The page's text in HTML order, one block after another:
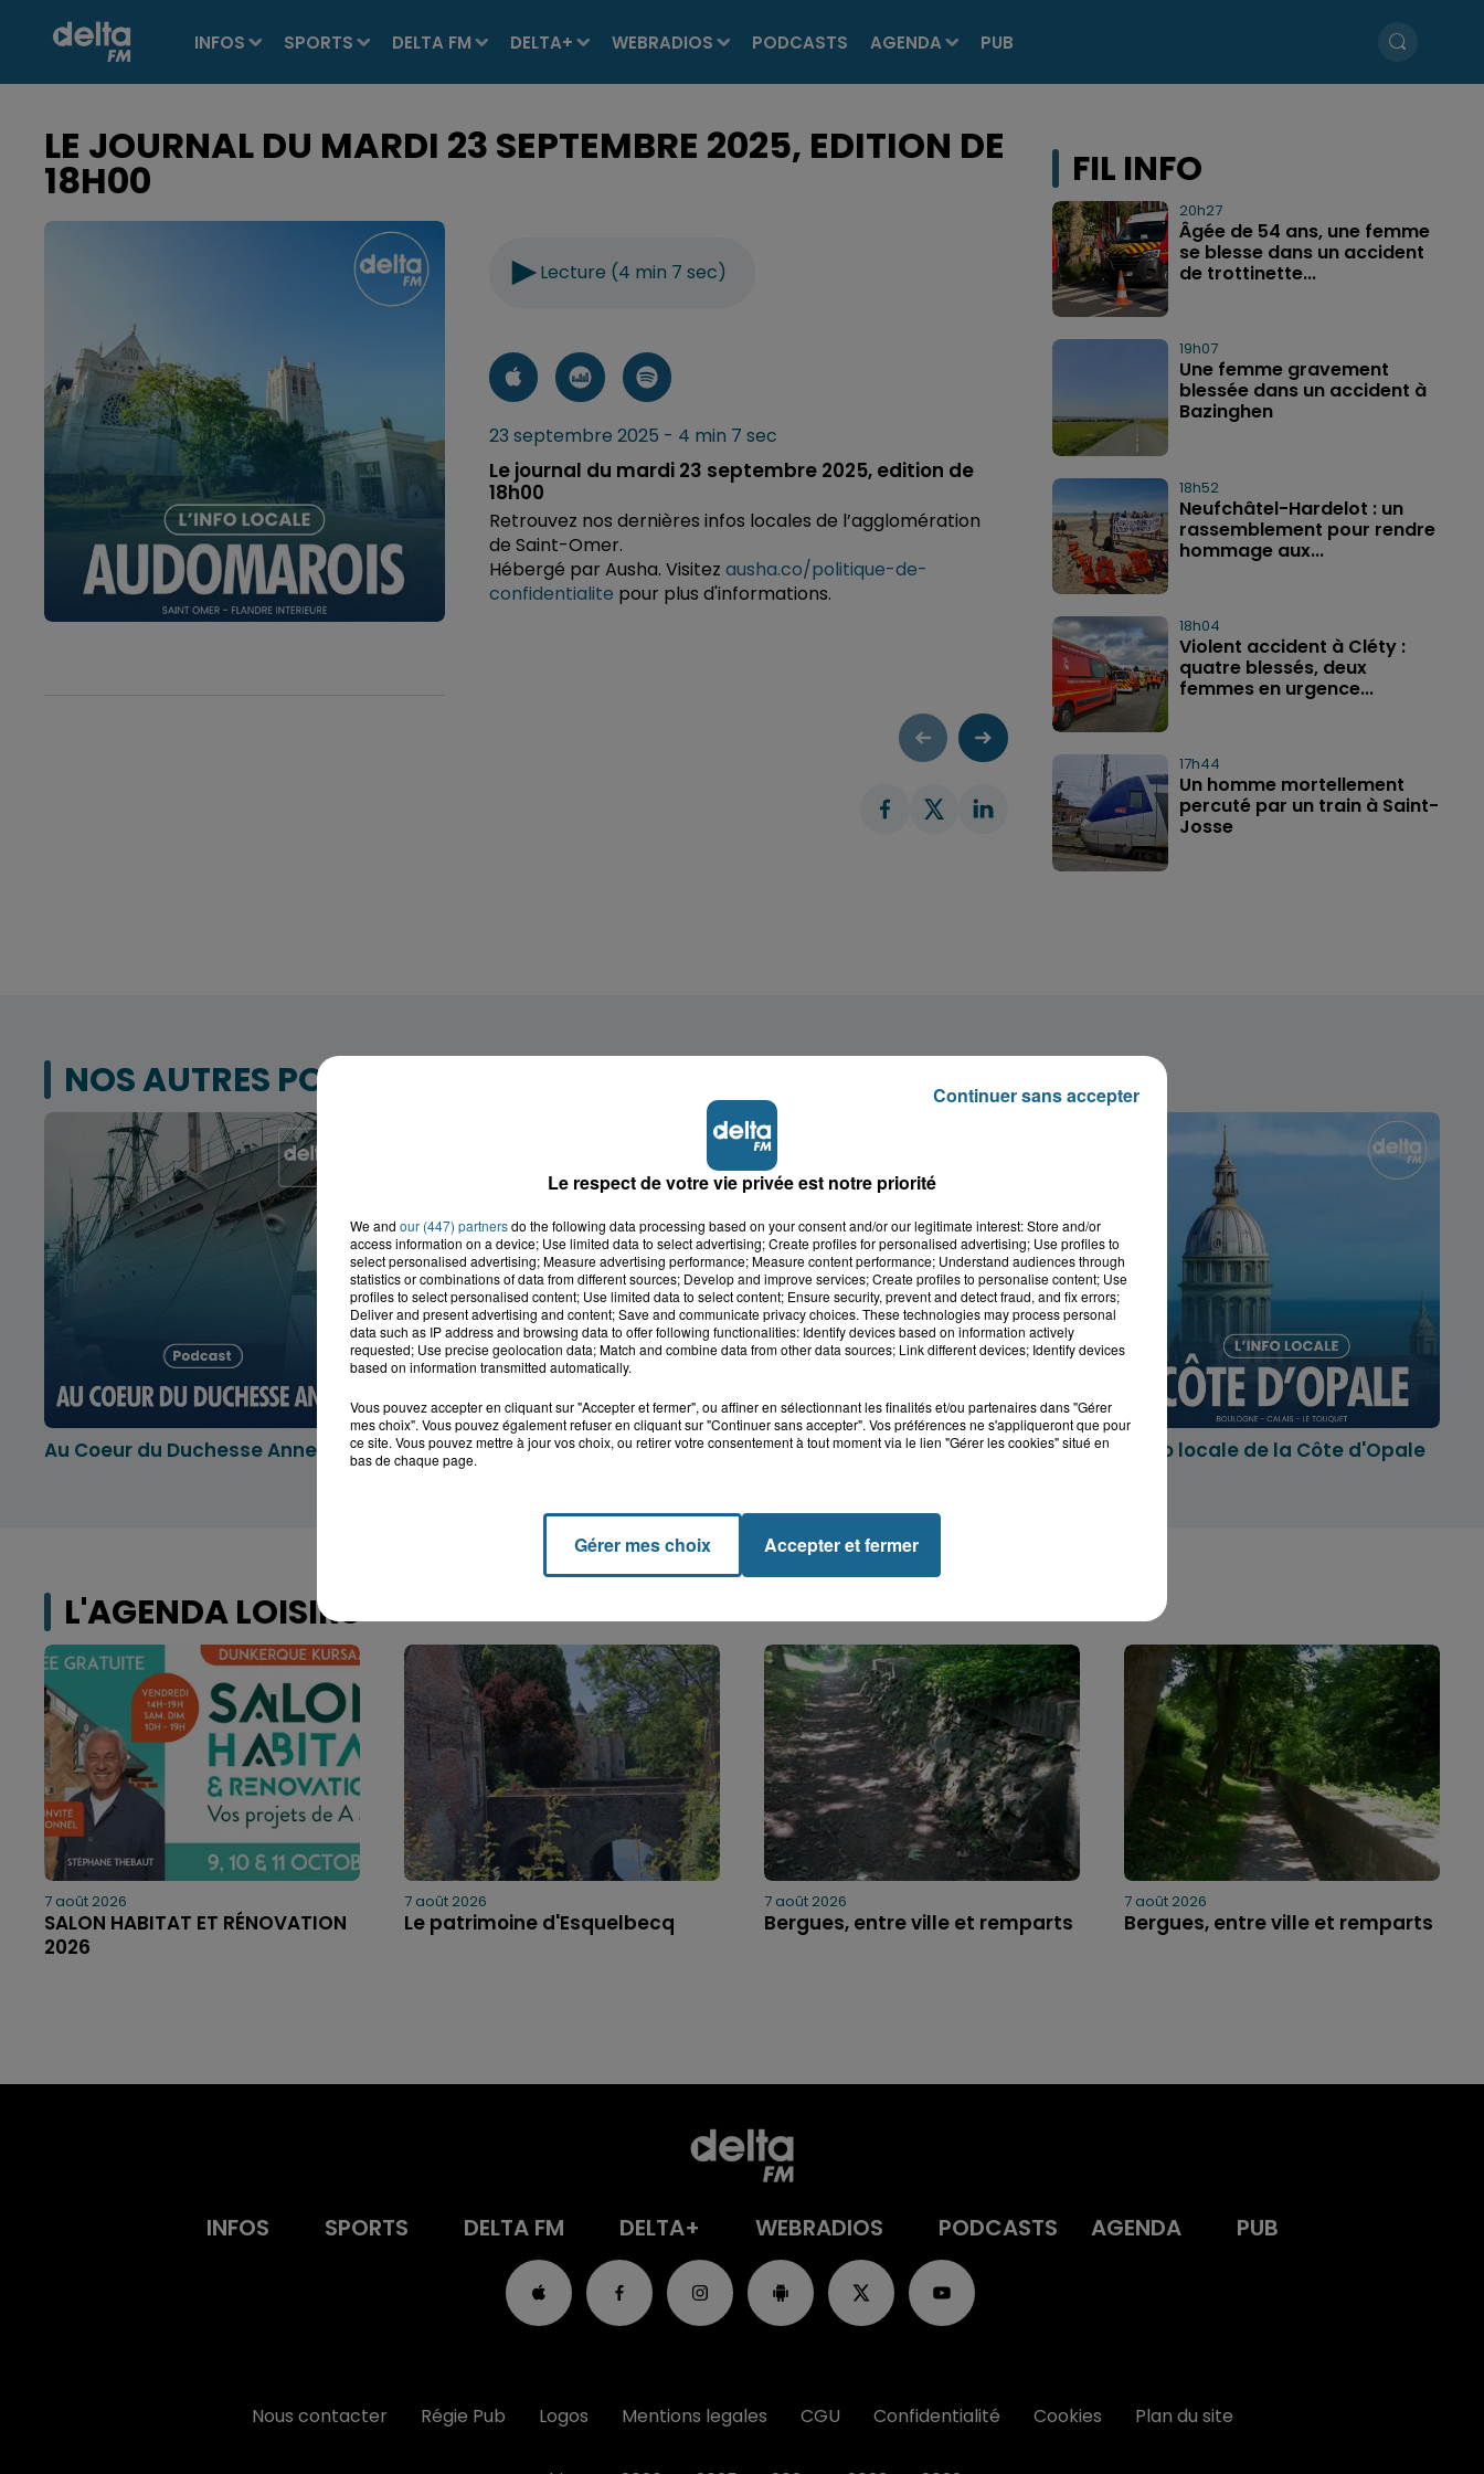
INFOS SPORTS DELTA FM DELTA+ WEBRADIOS PODCASTS AGENDA PUB
LE JOURNAL DU MARDI 23 SEPTEMBRE 2025, EDITION DE
18H00
Lecture (4 min 7 sec)
23 septembre 2025 - 4 min 7 sec
Le journal du mardi 23 septembre 2025, edition de
18h00
Retrouvez nos dernières infos locales de l’agglomération
de Saint-Omer.
Hébergé par Ausha. Visitez ausha.co/politique-de-
confidentialite pour plus d'informations.
FIL INFO
20h27
Âgée de 54 ans, une femme
se blesse dans un accident
de trottinette...
19h07
Une femme gravement
blessée dans un accident à
Bazinghen
18h52
Neufchâtel-Hardelot : un
rassemblement pour rendre
hommage aux...
18h04
Violent accident à Cléty :
quatre blessés, deux
femmes en urgence...
17h44
Un homme mortellement
percuté par un train à Saint-
Josse
NOS AUTRES PODCASTS
Au Coeur du Duchesse Anne
L'info locale dans le
Dunkerquois
L'info locale de l'Audomarois L'info locale de la Côte d'Opale
L'AGENDA LOISIRS
7 août 2026
SALON HABITAT ET RÉNOVATION
2026
7 août 2026
Le patrimoine d'Esquelbecq
7 août 2026
Bergues, entre ville et remparts
7 août 2026
Bergues, entre ville et remparts
INFOS SPORTS DELTA FM DELTA+ WEBRADIOS PODCASTS AGENDA PUB
Nous contacter Régie Pub Logos Mentions legales CGU Confidentialité Cookies Plan du site
Le respect de votre vie privée est notre priorité
We and our (447) partnersdo the following data processing based on your consent and/or our legitimate interest: Store and/or
access information on a device; Use limited data to select advertising; Create profiles for personalised advertising; Use profiles to
select personalised advertising; Measure advertising performance; Measure content performance; Understand audiences through
statistics or combinations of data from different sources; Develop and improve services; Create profiles to personalise content; Use
profiles to select personalised content; Use limited data to select content; Ensure security, prevent and detect fraud, and fix errors;
Deliver and present advertising and content; Save and communicate privacy choices. These technologies may process personal
data such as IP address and browsing data to offer following functionalities: Identify devices based on information actively
requested; Use precise geolocation data; Match and combine data from other data sources; Link different devices; Identify devices
based on information transmitted automatically.
Vous pouvez accepter en cliquant sur "Accepter et fermer", ou affiner en sélectionnant les finalités et/ou partenaires dans "Gérer
mes choix". Vous pouvez également refuser en cliquant sur "Continuer sans accepter". Vos préférences ne s'appliqueront que pour
ce site. Vous pouvez mettre à jour vos choix, ou retirer votre consentement à tout moment via le lien "Gérer les cookies" situé en
bas de chaque page.
Gérer mes choix Accepter et fermer
Continuer sans accepter